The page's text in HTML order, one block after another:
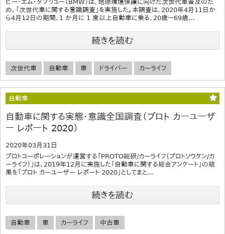
ビー・エム・ダブリュー（BMW）は、地球環境保護に向けた次世代車普及のた
め、「次世代車に関する意識調査」を実施した。本調査は、2020年4月11日か
ら4月12日の期間、1 か月に 1 度以上自動車に乗る、20歳～69歳...
続きを読む
次世代車 自動車 車 ドライバー カーライフ
自動車
自動車に関する実態・意識全国調査（プロト カーユーザ
ー レポート 2020）
2020年03月31日
プロトコーポレーションが運営する「PROTO総研/カーライフ（プロトソウケン/カ
ーライフ）」は、2019年12月に実施した「自動車に関する総合アンケート」の結
果を「プロト カーユーザー レポート 2020」としてまと...
続きを読む
自動車 車 カーライフ 中古車